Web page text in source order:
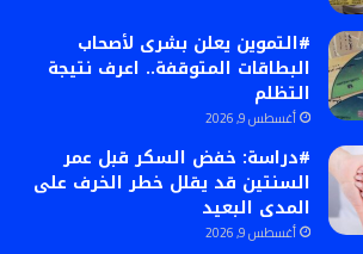
#التموين يعلن بشرى لأصحاب
البطاقات المتوقفة.. اعرف نتيجة
التظلم
أغسطس 9, 2026
#دراسة: خفض السكر قبل عمر
السنتين قد يقلل خطر الخرف على
المدى البعيد
أغسطس 9, 2026